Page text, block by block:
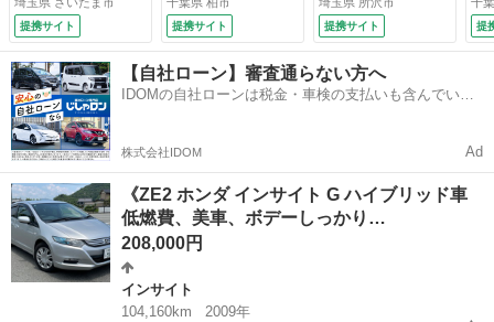
ＴＣ／スマートキー
／安全装備／オート
マニュアルエアコン
／運転席助手席エア
バック （検8.9）
提携サイト
ルモード パワース
テアリング パワー
ウィンドウ （車検
整備付）
提携サイト 提携サイト
Ｔ
ー
9.6
提
【自社ローン】審査通らない方へ
IDOMの自社ローンは税金・車検の支払いも含んでいる
株式会社IDOM Ad
《ZE2 ホンダ インサイト G ハイブリッド車
低燃費、美車、ボデーしっかり…
208,000円
インサイト
104,160km
2009年